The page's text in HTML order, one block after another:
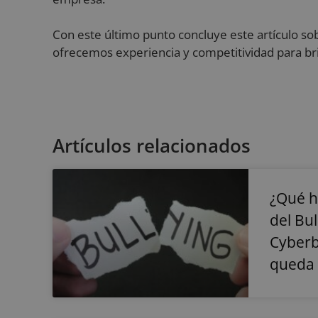
Con este último punto concluye este artículo
ofrecemos experiencia y competitividad para
Artículos relacionados
¿Qué
del
sbjs_first_add
Nombre
VISITOR_INFO1_LIVE
YSC
Nombre